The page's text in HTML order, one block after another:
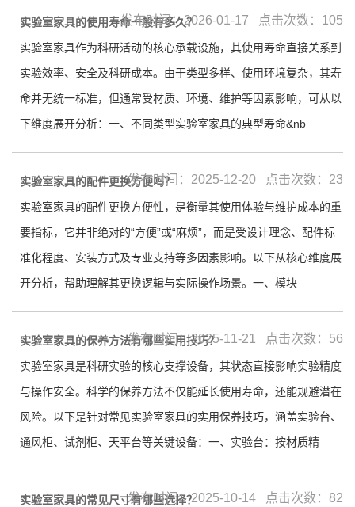
实验室家具的使用寿命一般有多久？
实验室家具作为科研活动的核心承载设施，其使用寿命直接关系到
实验效率、安全及科研成本。由于类型多样、使用环境复杂，其寿
命并无统一标准，但通常受材质、环境、维护等因素影响，可从以
下维度展开分析：一、不同类型实验室家具的典型寿命&nb
发布时间：2026-01-17 点击次数：105
实验室家具的配件更换方便吗？
实验室家具的配件更换方便性，是衡量其使用体验与维护成本的重
要指标，它并非绝对的“方便”或“麻烦”，而是受设计理念、配件标
准化程度、安装方式及专业支持等多因素影响。以下从核心维度展
开分析，帮助理解其更换逻辑与实际操作场景。一、模块
发布时间：2025-12-20 点击次数：23
实验室家具的保养方法有哪些实用技巧？
实验室家具是科研实验的核心支撑设备，其状态直接影响实验精度
与操作安全。科学的保养方法不仅能延长使用寿命，还能规避潜在
风险。以下是针对常见实验室家具的实用保养技巧，涵盖实验台、
通风柜、试剂柜、天平台等关键设备：一、实验台：按材质精
发布时间：2025-11-21 点击次数：56
实验室家具的常见尺寸有哪些选择？发布时间：2025-10-14 点击次数：82